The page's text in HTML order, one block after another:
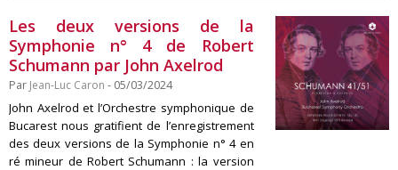
Les deux versions de la
Symphonie n° 4 de Robert
Schumann par John Axelrod
Par Jean-Luc Caron - 05/03/2024
John Axelrod et l’Orchestre symphonique de
Bucarest nous gratifient de l’enregistrement
des deux versions de la Symphonie n° 4 en
ré mineur de Robert Schumann : la version